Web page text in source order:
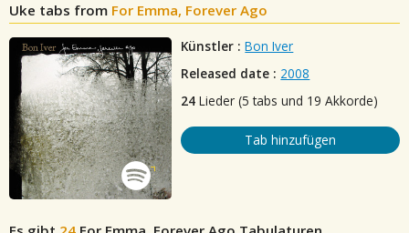
Uke tabs from For Emma, Forever Ago
Künstler : Bon Iver
Released date : 2008
24 Lieder (5 tabs und 19 Akkorde)
Tab hinzufügen